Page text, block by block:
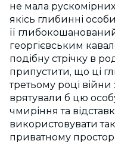
не мала
якісь глибинні
її
георгієвським
подібну стрічку в
припустити, що ці
третьому році війни
врятували б цю
чмиріння та
використовувати
приватному